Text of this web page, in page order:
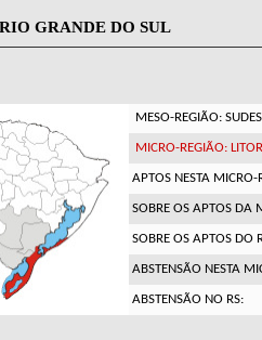
GRANDE DO SUL
MESO-REGIÃO:
MICRO-REGIÃO:
APTOS NESTA MICRO-
SOBRE OS APTOS DA
SOBRE OS APTOS DO
ABSTENSÃO NESTA
ABSTENSÃO NO RS: